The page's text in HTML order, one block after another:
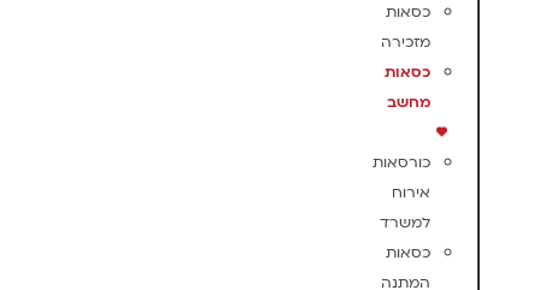
כסאות
מזכירה
כסאות
מחשב
כורסאות
אירוח
למשרד
כסאות
המתנה